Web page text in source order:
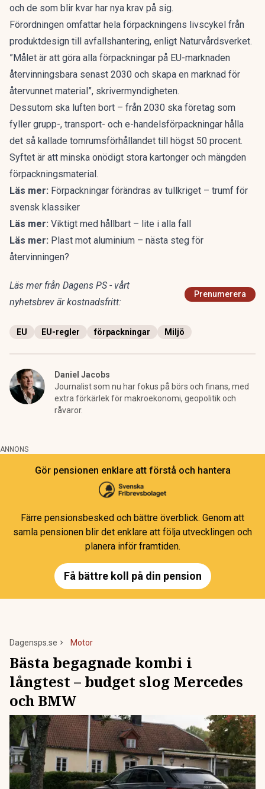
och de som blir kvar har nya krav på sig.
Förordningen omfattar hela förpackningens livscykel från
produktdesign till avfallshantering, enligt Naturvårdsverket.
”Målet är att göra alla förpackningar på EU-marknaden
återvinningsbara senast 2030 och skapa en marknad för
återvunnet material”, skrivermyndigheten.
Dessutom ska luften bort – från 2030 ska företag som
fyller grupp-, transport- och e-handelsförpackningar hålla
det så kallade tomrumsförhållandet till högst 50 procent.
Syftet är att minska onödigt stora kartonger och mängden
förpackningsmaterial.
Läs mer: Förpackningar förändras av tullkriget – trumf för
svensk klassiker
Läs mer: Viktigt med hållbart – lite i alla fall
Läs mer: Plast mot aluminium – nästa steg för
återvinningen?
Läs mer från Dagens PS - vårt
nyhetsbrev är kostnadsfritt:
Prenumerera
EU EU-regler förpackningar Miljö
Daniel Jacobs
Journalist som nu har fokus på börs och finans, med
extra förkärlek för makroekonomi, geopolitik och
råvaror.
ANNONS
Gör pensionen enklare att förstå och hantera
Färre pensionsbesked och bättre överblick. Genom att
samla pensionen blir det enklare att följa utvecklingen och
planera inför framtiden.
Få bättre koll på din pension
Dagensps.se Motor
Bästa begagnade kombi i
långtest – budget slog Mercedes
och BMW